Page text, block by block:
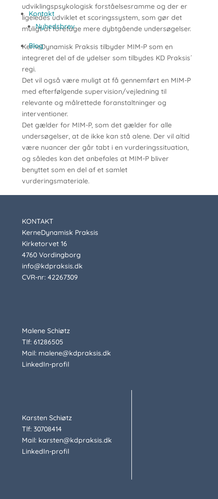
Kontakt
Nyhedsbrev
Blog
udviklingspsykologisk forståelsesramme og der er
ligeledes udviklet et scoringssystem, som gør det
muligt at foretage mere dybtgående undersøgelser.
KerneDynamisk Praksis tilbyder MIM-P som en
integreret del af de ydelser som tilbydes KD Praksis´
regi.
Det vil også være muligt at få gennemført en MIM-P
med efterfølgende supervision/vejledning til
relevante og målrettede foranstaltninger og
interventioner.
Det gælder for MIM-P, som det gælder for alle
undersøgelser, at de ikke kan stå alene. Der vil altid
være nuancer der går tabt i en vurderingssituation,
og således kan det anbefales at MIM-P bliver
benyttet som en del af et samlet
vurderingsmateriale.
KONTAKT
KerneDynamisk Praksis
Kirketorvet 16
4760 Vordingborg
info@kdpraksis.dk
CVR-nr: 42267309
Malene Schiøtz
Tlf: 61286505
Mail: malene@kdpraksis.dk
LinkedIn-profil
Karsten Schiøtz
Tlf: 30708414
Mail: karsten@kdpraksis.dk
LinkedIn-profil